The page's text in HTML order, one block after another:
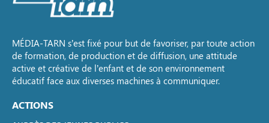
MÉDIA-TARN s’est fixé pour but de favoriser, par toute action
de formation, de production et de diffusion, une attitude
active et créative de l’enfant et de son environnement
éducatif face aux diverses machines à communiquer.
ACTIONS